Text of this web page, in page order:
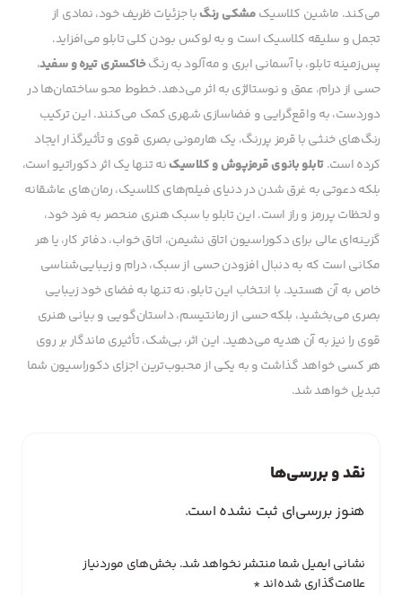
می‌کند. ماشین کلاسیکمشکی رنگبا جزئیات ظریف خود، نمادی از
تجمل و سلیقه کلاسیک است و به لوکس بودن کلی تابلو می‌افزاید.
پس‌زمینه تابلو، با آسمانی ابری و مه‌آلود به رنگخاکستری تیره و سفید،
حسی از درام، عمق و نوستالژی به اثر می‌دهد. خطوط محو ساختمان‌ها در
دوردست، به واقع‌گرایی و فضاسازی شهری کمک می‌کنند. این ترکیب
رنگ‌های خنثی با قرمز پررنگ، یک هارمونی بصری قوی و تأثیرگذار ایجاد
کرده است.تابلو بانوی قرمزپوش و کلاسیکنه تنها یک اثر دکوراتیو است،
بلکه دعوتی به غرق شدن در دنیای فیلم‌های کلاسیک، رمان‌های عاشقانه
و لحظات پررمز و راز است. این تابلو با سبک هنری منحصر به فرد خود،
گزینه‌ای عالی برای دکوراسیون اتاق نشیمن، اتاق خواب، دفاتر کار، یا هر
مکانی است که به دنبال افزودن حسی از سبک، درام و زیبایی‌شناسی
خاص به آن هستید. با انتخاب این تابلو، نه تنها به فضای خود زیبایی
بصری می‌بخشید، بلکه حسی از رمانتیسم، داستان‌گویی و بیانی هنری
قوی را نیز به آن هدیه می‌دهید. این اثر، بی‌شک، تأثیری ماندگار بر روی
هر کسی خواهد گذاشت و به یکی از محبوب‌ترین اجزای دکوراسیون شما
تبدیل خواهد شد.
نقد و بررسی‌ها
هنوز بررسی‌ای ثبت نشده است.
نشانی ایمیل شما منتشر نخواهد شد. بخش‌های موردنیاز
علامت‌گذاری شده‌اند*